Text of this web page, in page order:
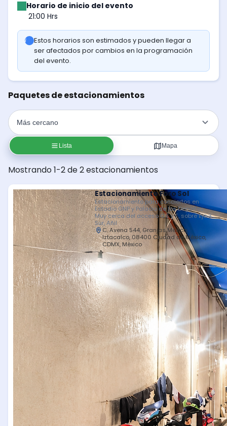
Horario de inicio del evento
21:00 Hrs
Estos horarios son estimados y pueden llegar a
ser afectados por cambios en la programación
del evento.
Paquetes de estacionamientos
Lista Mapa
Mostrando 1-2 de 2 estacionamientos
Estacionamiento Foro Sol
Estacionamiento para conciertos en
Estadio GNP y Palacio de los Deportes.
Muy cerca del acceso G E y F, sobre Eje 3
Sur, Añil
C. Avena 544, Granjas México,
Iztacalco, 08400 Ciudad de México,
CDMX, México